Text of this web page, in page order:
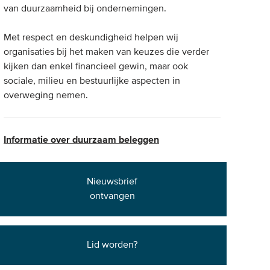
van duurzaamheid bij ondernemingen.
Met respect en deskundigheid helpen wij
organisaties bij het maken van keuzes die verder
kijken dan enkel financieel gewin, maar ook
sociale, milieu en bestuurlijke aspecten in
overweging nemen.
Informatie over duurzaam beleggen
Nieuwsbrief
ontvangen
Lid worden?